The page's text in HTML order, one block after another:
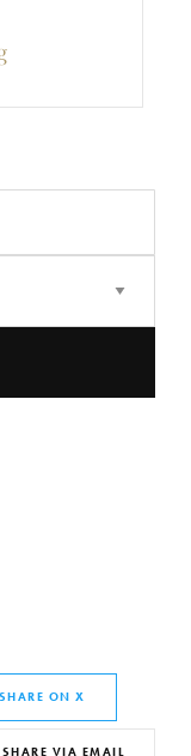
SHARE ON X
SHARE VIA EMAIL